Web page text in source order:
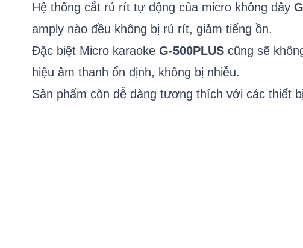
Hệ thống cắt rú rít tự động của micro không dây
amply nào đều không bị rú rít, giảm tiếng ồn.
Đặc biệt Micro karaoke G-500PLUS cũng sẽ
hiệu âm thanh ổn định, không bị nhiễu.
Sản phẩm còn dễ dàng tương thích với các thiết